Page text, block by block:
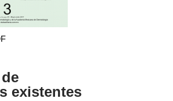
existentes